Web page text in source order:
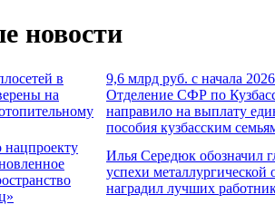
новости
в
на
9,6 млрд руб. с начала
Отделение СФР по
направило на выплату
пособия кузбасским
нацпроекту
Илья Середюк обозначил
успехи металлургической
наградил лучших